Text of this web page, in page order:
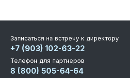
Записаться на встречу к директору
+7 (903) 102-63-22
Телефон для партнеров
8 (800) 505-64-64